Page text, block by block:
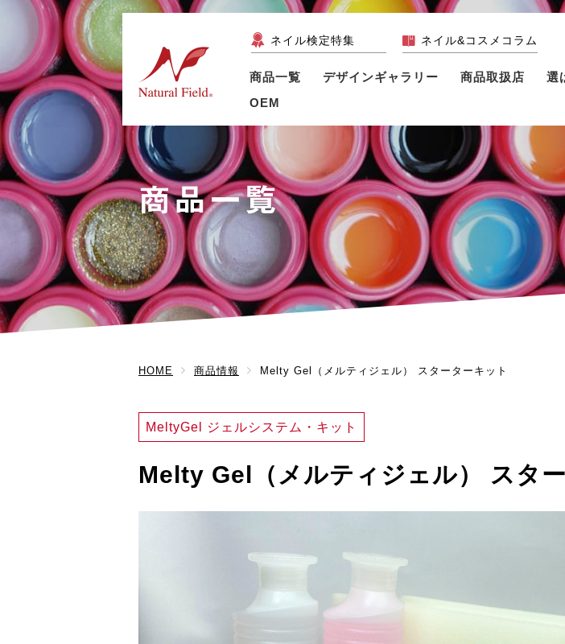
ネイル検定特集 ネイル&コスメコラム
商品一覧 デザインギャラリー 商品取扱店 選
OEM
商品一覧
HOME 商品情報 Melty Gel（メルティジェル） スターターキット
MeltyGel ジェルシステム・キット
Melty Gel（メルティジェル） スタ